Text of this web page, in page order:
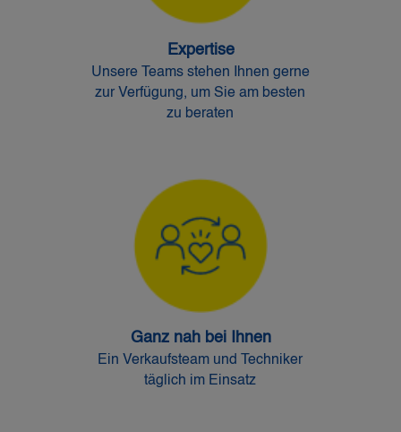
Expertise
Unsere Teams stehen Ihnen gerne
zur Verfügung, um Sie am besten
zu beraten
Ganz nah bei Ihnen
Ein Verkaufsteam und Techniker
täglich im Einsatz